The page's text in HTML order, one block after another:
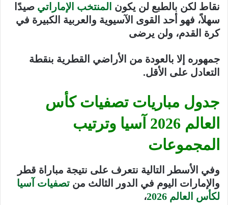
نقاط لكن بالطبع لن يكون المنتخب الإماراتي صيدًا
سهلاً، فهو أحد القوى الآسيوية والعربية الكبيرة في
كرة القدم، ولن يرضى
جمهوره إلا بالعودة من الأراضي القطرية بنقطة
التعادل على الأقل.
جدول مباريات تصفيات كأس
العالم 2026
آسيا وترتيب
المجموعات
وفي الأسطر التالية نتعرف على نتيجة مباراة قطر
والإمارات اليوم في الدور الثالث من تصفيات آسيا
لكأس العالم 2026
،